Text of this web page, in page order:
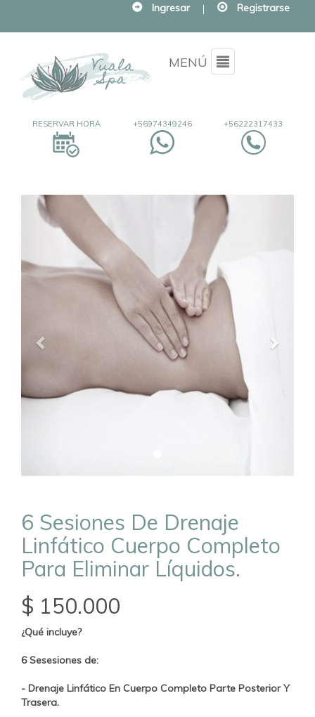
Ingresar | Registrarse
MENÚ Menu
+56222317433
+56974349246
RESERVAR HORA
6 Sesiones De Drenaje
Linfático Cuerpo Completo
Para Eliminar Líquidos.
$ 150.000
¿Qué incluye?
6 Sesesiones de:
- Drenaje Linfático En Cuerpo Completo Parte Posterior Y
Trasera.